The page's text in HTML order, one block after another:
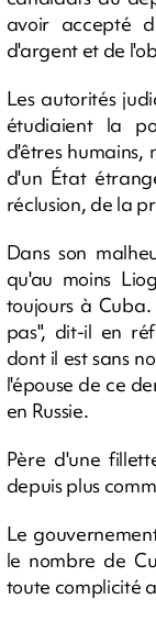
avoir accepté
d'argent et de
Les autorités
étudiaient la
d'êtres humains,
d'un État
réclusion, de la
Dans son
qu'au moins
toujours à
pas", dit-il en
dont il est sans
l'épouse de ce
en Russie.
Père d'une
depuis plus
Le
le nombre de
toute complicité